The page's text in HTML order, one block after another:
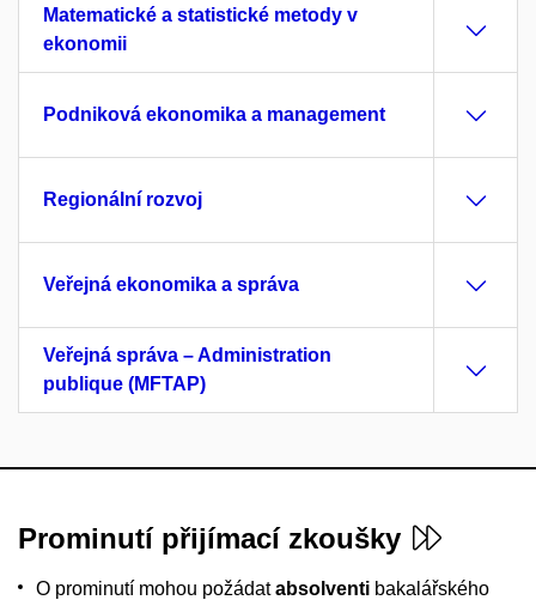
Matematické a statistické metody v
ekonomii
Podniková ekonomika a management
Regionální rozvoj
Veřejná ekonomika a správa
Veřejná správa – Administration
publique (MFTAP)
Prominutí přijímací zkoušky
O prominutí mohou požádatabsolventi bakalářského